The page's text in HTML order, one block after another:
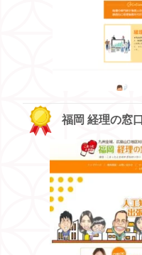
福岡 経理の窓口